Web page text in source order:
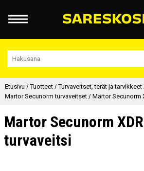
Etusivu /Tuotteet /Turvaveitset, terät ja tarvikkeet
Martor Secunorm turvaveitset / Martor Secunorm
Martor Secunorm XDR
turvaveitsi